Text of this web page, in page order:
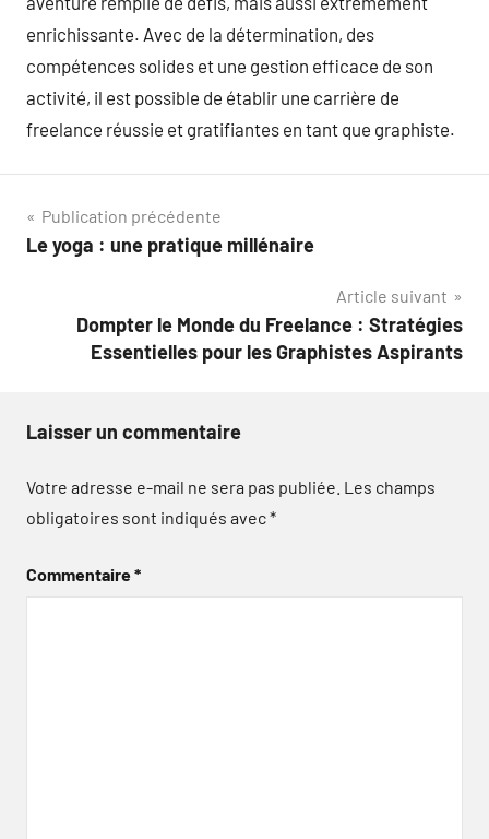
enrichissante. Avec de la détermination, des
compétences solides et une gestion efficace de son
activité, il est possible de établir une carrière de
freelance réussie et gratifiantes en tant que graphiste.
Navigation
de
Publication précédente
Le yoga : une pratique millénaire
Article suivant
Dompter le Monde du Freelance : Stratégies
Essentielles pour les Graphistes Aspirants
Laisser un commentaire
Votre adresse e-mail ne sera pas publiée. Les champs
obligatoires sont indiqués avec*
Commentaire*